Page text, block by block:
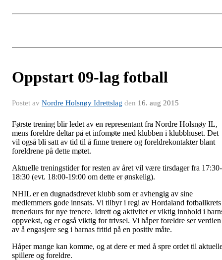
Oppstart 09-lag fotball
Postet av Nordre Holsnøy Idrettslag den 16. aug 2015
Første trening blir ledet av en representant fra Nordre Holsnøy IL,
mens foreldre deltar på et infomøte med klubben i klubbhuset. Det
vil også bli satt av tid til å finne trenere og foreldrekontakter blant
foreldrene på dette møtet.
Aktuelle treningstider for resten av året vil være tirsdager fra 17:30-
18:30 (evt. 18:00-19:00 om dette er ønskelig).
NHIL er en dugnadsdrevet klubb som er avhengig av sine
medlemmers gode innsats. Vi tilbyr i regi av Hordaland fotballkrets
trenerkurs for nye trenere. Idrett og aktivitet er viktig innhold i
oppvekst, og er også viktig for trivsel. Vi håper foreldre ser verdien
av å engasjere seg i barnas fritid på en positiv måte.
Håper mange kan komme, og at dere er med å spre ordet til
spillere og foreldre.